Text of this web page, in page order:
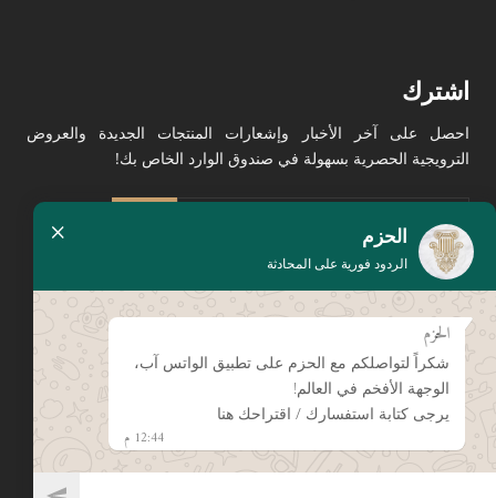
الحزم
الردود فورية على المحادثة
الحزم
شكراً لتواصلكم مع الحزم على تطبيق الواتس آب،
الوجهة الأفخم في العالم!
يرجى كتابة استفسارك / اقتراحك هنا
12:44 م
×
اشترك
احصل على آخر الأخبار وإشعارات المنتجات الجديدة والعروض
الترويجية الحصرية بسهولة في صندوق الوارد الخاص بك!
على جوجل